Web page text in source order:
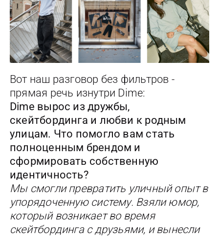
Вот наш разговор без фильтров -
прямая речь изнутри Dime:
Dime вырос из дружбы,
скейтбординга и любви к родным
улицам. Что помогло вам стать
полноценным брендом и
сформировать собственную
идентичность?
Мы смогли превратить уличный опыт в
упорядоченную систему. Взяли юмор,
который возникает во время
скейтбординга с друзьями, и вынесли